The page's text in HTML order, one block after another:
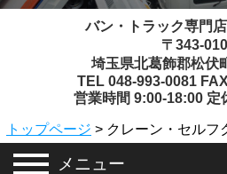
バン・トラック専門
〒343-
埼玉県北葛飾郡松伏
TEL 048-993-0081
営業時間 9:00-18:00 定
トップページ > クレーン・セルフ
メニュー